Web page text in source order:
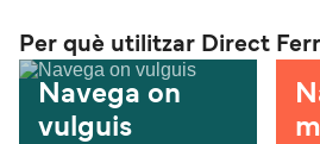
Per què utilitzar Direct
Navega on
vulguis